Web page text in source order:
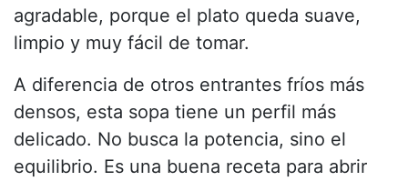
agradable, porque el plato queda suave,
limpio y muy fácil de tomar.
A diferencia de otros entrantes fríos más
densos, esta sopa tiene un perfil más
delicado. No busca la potencia, sino el
equilibrio. Es una buena receta para abrir